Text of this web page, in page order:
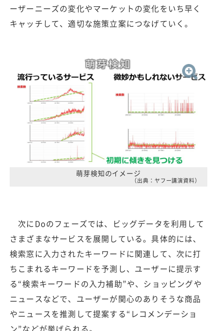
ーザーニーズの変化やマーケットの変化をいち早く
キャッチして、適切な施策立案につなげていく。
萌芽検知のイメージ
（出典：ヤフー講演資料）
次にDoのフェーズでは、ビッグデータを利用して
さまざまなサービスを展開している。具体的には、
検索窓に入力されたキーワードに関連して、次に打
ちこまれるキーワードを予測し、ユーザーに提示す
る“検索キーワードの入力補助”や、ショッピングや
ニュースなどで、ユーザーが関心のありそうな商品
やニュースを推測して提案する“レコメンデーショ
ン”などが挙げられる。